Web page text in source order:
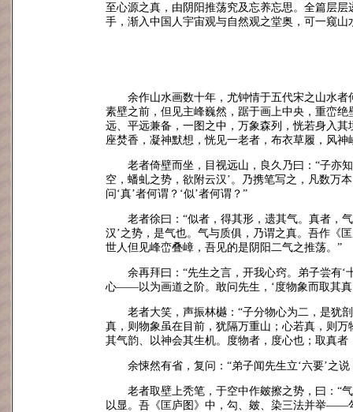
至心源之真，由阴阳推荡究及忘养忘思。全篇层层
手，渐入中国人宇宙观与自然观之堂奥，可一窥山
余作山水画数十年，尤钟情于五代宋之山水
素壁之前，但见主峰巍然，踞于画上中央，重峦
远、平远兼备，一图之中，万象森列，恍若身入
座焚香，凝神默想，恍见一老者，布衣草履，风
老者倚壁而坐，目视远山，良久乃曰：“子亦
空，蟠虬之势，欲附云汉’。乃携笔写之，凡数万
问‘真’者何谓？‘似’者何谓？”
老者徐曰：“似者，得其形，遗其气。真者，
汉’之势，是气也。气与质俱，乃谓之真。吾作
世人但见峰峦叠嶂，吾见的是阴阳二气之推荡。”
余再拜曰：“先生之言，开我心窍。弟子尝有
心——以为画道之阶。敢问先生，‘度物象而取其真
老者大笑，声振林樾：“子分物心为二，是犹
真，则物象虽在目前，犹隔万重山；心若真，则
其气韵、以神会其生机。度物者，度心也；取真者
余悚然有省，复问：“弟子闻先生立‘六要’之
老者取壁上秃笔，于空中作皴擦之势，曰：“
以显。吾《匡庐图》中，勾、皴、染三法并举——